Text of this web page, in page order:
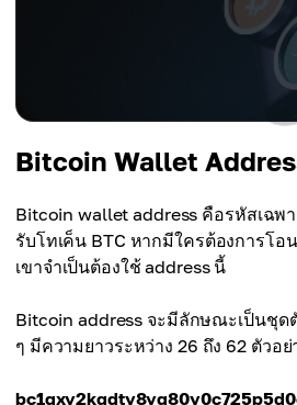
Bitcoin Wallet
Bitcoin wallet address คือรหัสเฉพ
รับโทเค็น BTC หากมีใครต้องการโ
เขาจำเป็นต้องใช้ address นี้
Bitcoin address จะมีลักษณะเป็นชุด
ๆ มีความยาวระหว่าง 26 ถึง 62 ตัวอย่